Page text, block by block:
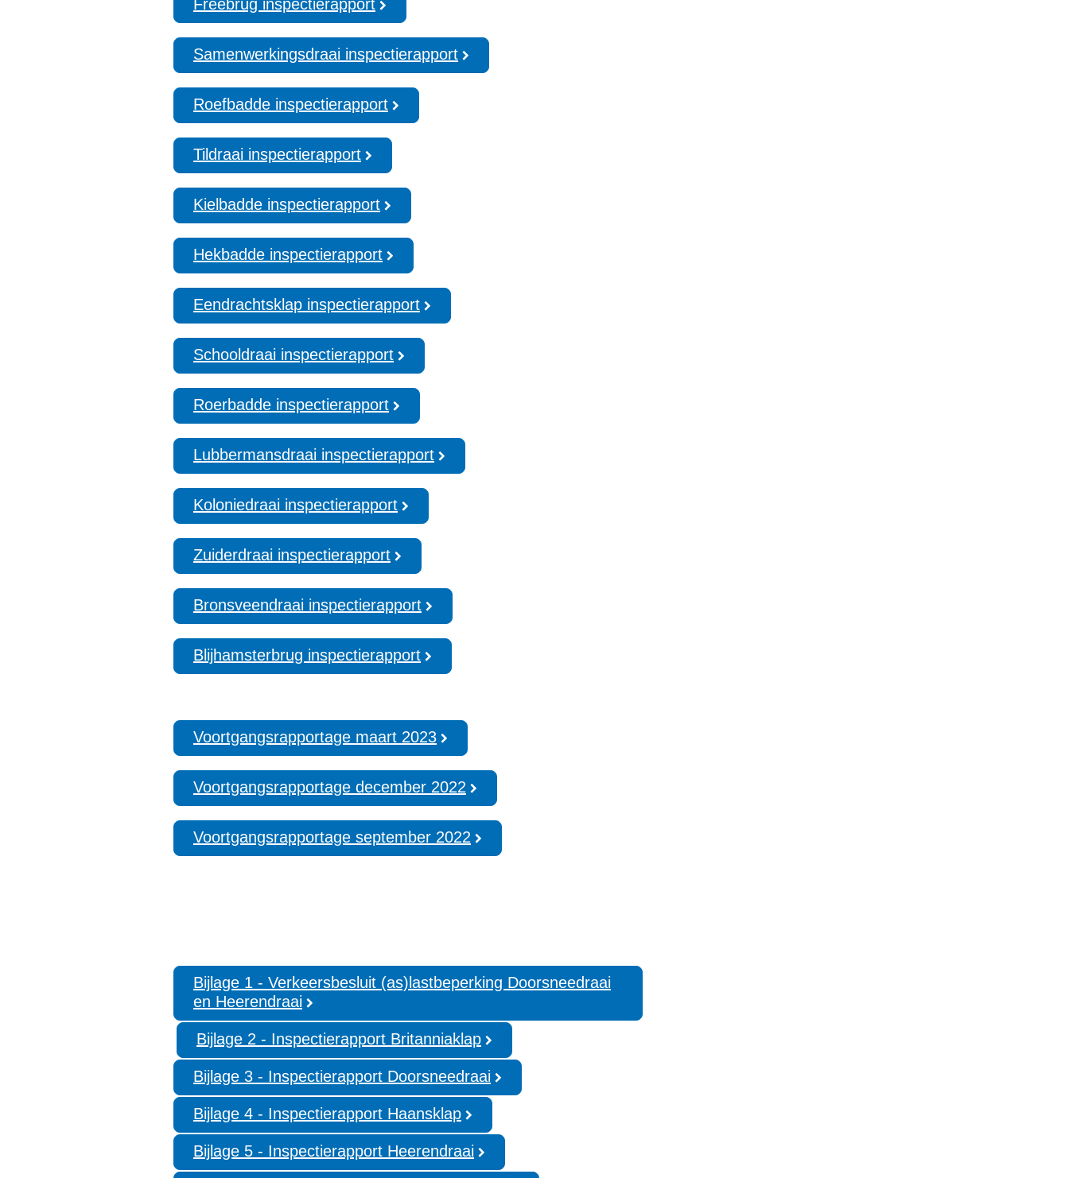
Freebrug inspectierapport
Samenwerkingsdraai inspectierapport
Roefbadde inspectierapport
Tildraai inspectierapport
Kielbadde inspectierapport
Hekbadde inspectierapport
Eendrachtsklap inspectierapport
Schooldraai inspectierapport
Roerbadde inspectierapport
Lubbermansdraai inspectierapport
Koloniedraai inspectierapport
Zuiderdraai inspectierapport
Bronsveendraai inspectierapport
Blijhamsterbrug inspectierapport
Voortgangsrapportage maart 2023
Voortgangsrapportage december 2022
Voortgangsrapportage september 2022
Bijlage 1 - Verkeersbesluit (as)lastbeperking Doorsneedraai
en Heerendraai
Bijlage 2 - Inspectierapport Britanniaklap
Bijlage 3 - Inspectierapport Doorsneedraai
Bijlage 4 - Inspectierapport Haansklap
Bijlage 5 - Inspectierapport Heerendraai